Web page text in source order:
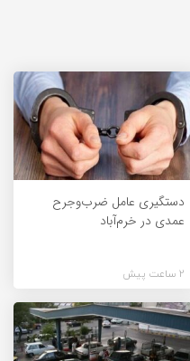
دستگیری عامل ضرب‌وجرح
عمدی در خرم‌آباد
2 ساعت پیش